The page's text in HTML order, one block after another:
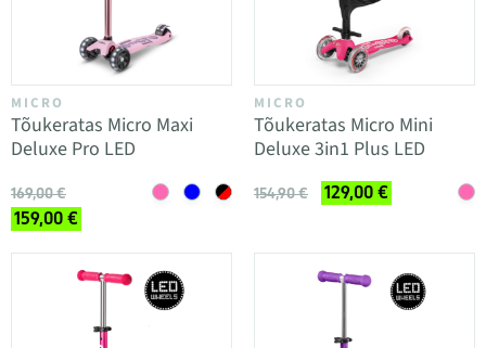
MICRO
Tõukeratas Micro Maxi
Deluxe Pro LED
169,00 €
159,00 €
MICRO
Tõukeratas Micro Mini
Deluxe 3in1 Plus LED
154,90 € 129,00 €